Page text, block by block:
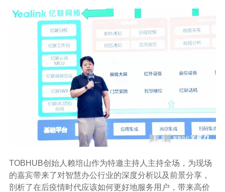
TOBHUB创始人赖培山作为特邀主持人主持全场，为现场
的嘉宾带来了对智慧办公行业的深度分析以及前景分享，
剖析了在后疫情时代应该如何更好地服务用户，带来高价